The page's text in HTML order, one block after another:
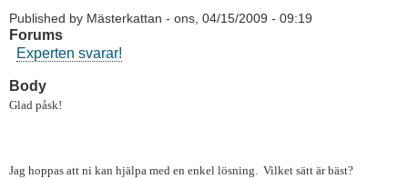
Published by Mästerkattan - ons, 04/15/2009 - 09:19
Forums
Experten svarar!
Body
Glad påsk!
Jag hoppas att ni kan hjälpa med en enkel lösning. Vilket sätt är bäst?